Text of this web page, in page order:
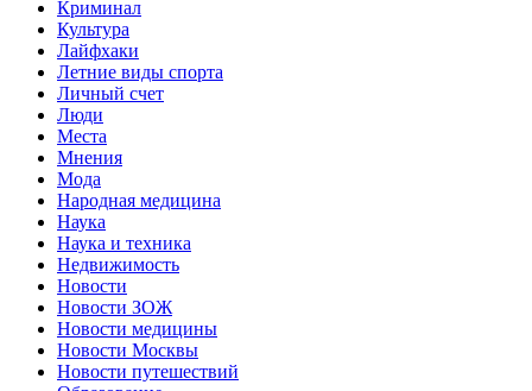
Криминал
Культура
Лайфхаки
Летние виды спорта
Личный счет
Люди
Места
Мнения
Мода
Народная медицина
Наука
Наука и техника
Недвижимость
Новости
Новости ЗОЖ
Новости медицины
Новости Москвы
Новости путешествий